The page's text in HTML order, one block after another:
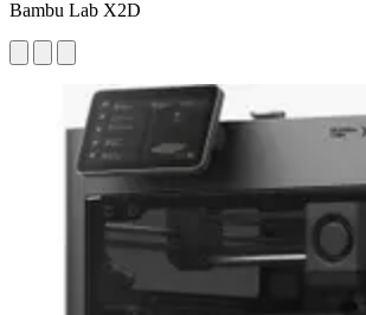
Bambu Lab X2D